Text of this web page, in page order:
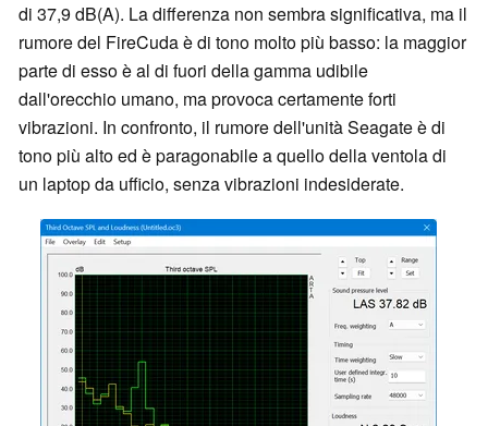
di 37,9 dB(A). La differenza non sembra significativa, ma il
rumore del FireCuda è di tono molto più basso: la maggior
parte di esso è al di fuori della gamma udibile
dall'orecchio umano, ma provoca certamente forti
vibrazioni. In confronto, il rumore dell'unità Seagate è di
tono più alto ed è paragonabile a quello della ventola di
un laptop da ufficio, senza vibrazioni indesiderate.